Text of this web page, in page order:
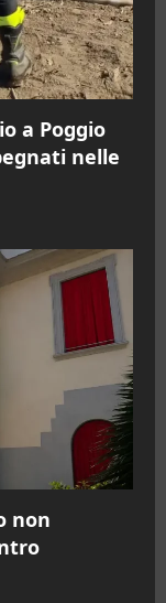
a Poggio
nelle
non